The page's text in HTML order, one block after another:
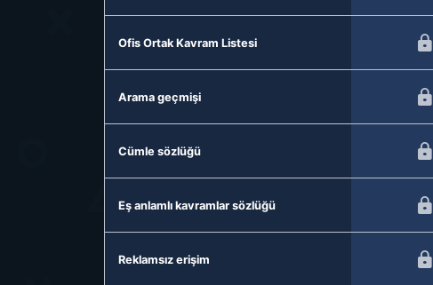
Ofis Ortak Kavram Listesi
Arama geçmişi
Cümle sözlüğü
Eş anlamlı kavramlar sözlüğü
Reklamsız erişim